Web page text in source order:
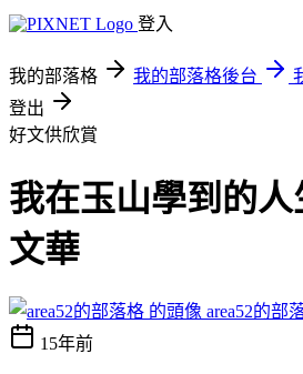
登入
我的部落格 我的部落格後台
登出
好文供欣賞
我在玉山學到的
文華
area52的部
15年前